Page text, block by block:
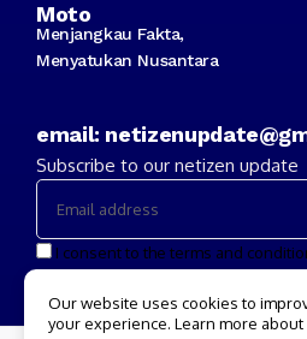
Moto
Menjangkau Fakta,
Menyatukan Nusantara
email:
Subscribe to our netizen update
I consent to the terms and
Our website uses cookies to
your experience. Learn more about